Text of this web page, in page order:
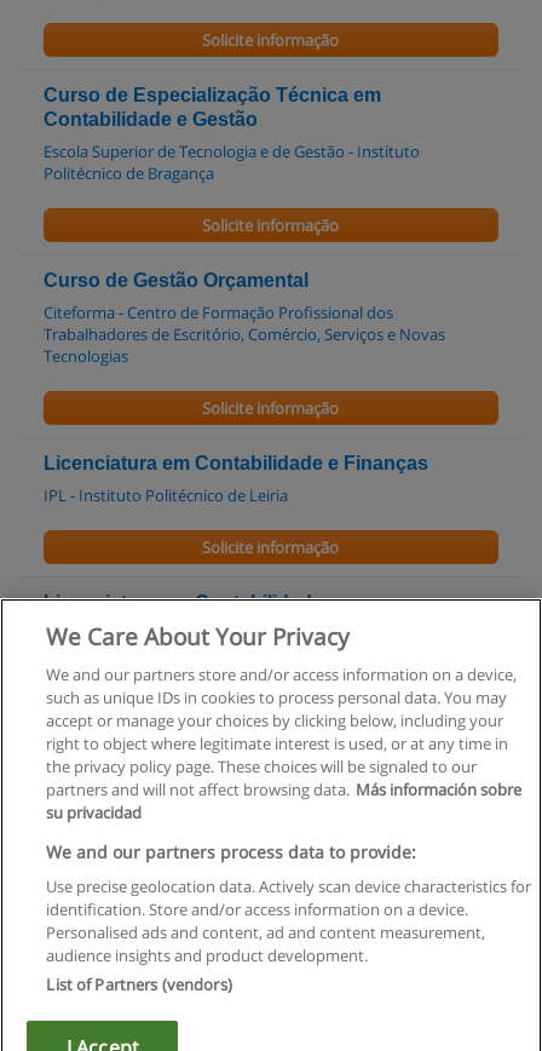
Solicite informação
Curso de Especialização Técnica em
Contabilidade e Gestão
Escola Superior de Tecnologia e de Gestão - Instituto
Politécnico de Bragança
Solicite informação
Curso de Gestão Orçamental
Citeforma - Centro de Formação Profissional dos
Trabalhadores de Escritório, Comércio, Serviços e Novas
Tecnologias
Solicite informação
Licenciatura em Contabilidade e Finanças
IPL - Instituto Politécnico de Leiria
Solicite informação
Licenciatura em Contabilidade
Escola Superior de Tecnologia e de Gestão - Instituto
Solicite informação
Regras de uso
Privacidade de dados
Entrar em contato com Educaedu
Copyright © Educaedu Business S.L. - CIF : B-95610580: -
We Care About Your Privacy
We and our partners store and/or access information on a device,
such as unique IDs in cookies to process personal data. You may
accept or manage your choices by clicking below, including your
right to object where legitimate interest is used, or at any time in
the privacy policy page. These choices will be signaled to our
partners and will not affect browsing data. Más información sobre
su privacidad
We and our partners process data to provide:
Use precise geolocation data. Actively scan device characteristics for
identification. Store and/or access information on a device.
Personalised ads and content, ad and content measurement,
audience insights and product development.
List of Partners (vendors)